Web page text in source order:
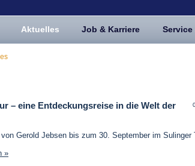
Aktuelles Job & Karriere
– eine Entdeckungsreise in die Welt der
Gerold Jebsen bis zum 30. September im Sulinger
»